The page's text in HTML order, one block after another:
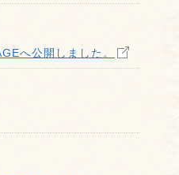
へ公開しました。